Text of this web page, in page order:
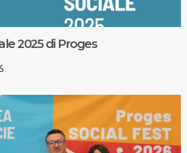
2025 di Proges